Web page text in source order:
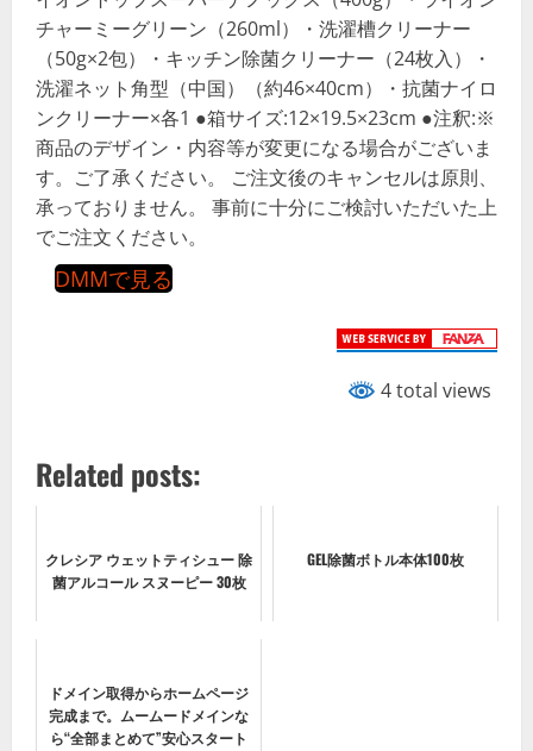
チャーミーグリーン（260ml）・洗濯槽クリーナー
（50g×2包）・キッチン除菌クリーナー（24枚入）・
洗濯ネット角型（中国）（約46×40cm）・抗菌ナイロ
ンクリーナー×各1 ●箱サイズ:12×19.5×23cm ●注釈:※
商品のデザイン・内容等が変更になる場合がございま
す。ご了承ください。 ご注文後のキャンセルは原則、
承っておりません。 事前に十分にご検討いただいた上
でご注文ください。
DMMで見る
4 total views
Related posts:
クレシア ウェットティシュー 除
菌アルコール スヌーピー 30枚
GEL除菌ボトル本体100枚
ドメイン取得からホームページ
完成まで。ムームードメインな
ら“全部まとめて”安心スタート